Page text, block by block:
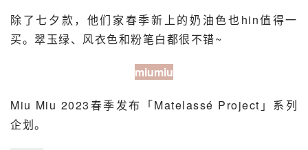
除了七夕款，他们家春季新上的奶油色也hin值得一
买。翠玉绿、风衣色和粉笔白都很不错~
miumiu
Miu Miu 2023春季发布「Matelassé Project」系列
企划。